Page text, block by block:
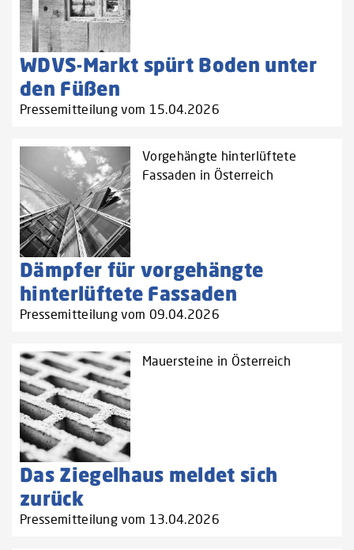
WDVS-Markt spürt Boden unter
den Füßen
Pressemitteilung vom 15.04.2026
Vorgehängte hinterlüftete
Fassaden in Österreich
Dämpfer für vorgehängte
hinterlüftete Fassaden
Pressemitteilung vom 09.04.2026
Mauersteine in Österreich
Das Ziegelhaus meldet sich
zurück
Pressemitteilung vom 13.04.2026